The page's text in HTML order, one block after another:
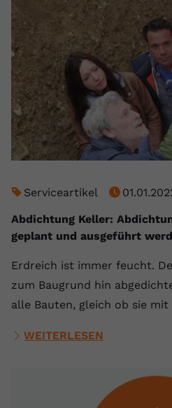
Serviceartikel
Abdichtung Keller:
geplant und ausgeführt
Erdreich ist immer feucht.
zum Baugrund hin
alle Bauten, gleich ob sie
WEITERLESEN